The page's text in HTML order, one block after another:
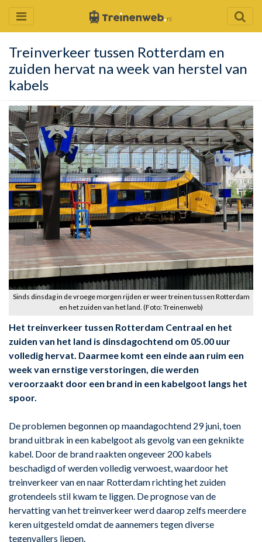
Treinverkeer tussen Rotterdam en
zuiden hervat na week van herstel van
kabels
Sinds dinsdag in de vroege morgen rijden er weer treinen tussen Rotterdam
en het zuiden van het land. (Foto: Treinenweb)
Het treinverkeer tussen Rotterdam Centraal en het
zuiden van het land is dinsdagochtend om 05.00 uur
volledig hervat. Daarmee komt een einde aan ruim een
week van ernstige verstoringen, die werden
veroorzaakt door een brand in een kabelgoot langs het
spoor.
De problemen begonnen op maandagochtend 29 juni, toen
brand uitbrak in een kabelgoot als gevolg van een geknikte
kabel. Door de brand raakten ongeveer 200 kabels
beschadigd of werden volledig verwoest, waardoor het
treinverkeer van en naar Rotterdam richting het zuiden
grotendeels stil kwam te liggen. De prognose van de
hervatting van het treinverkeer werd daarop zelfs meerdere
keren uitgesteld omdat de aannemers tegen diverse
tegenvallers liepen.